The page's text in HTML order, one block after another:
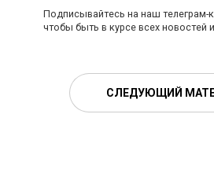
Подписывайтесь на наш телеграм-
чтобы быть в курсе всех новостей
СЛЕДУЮЩИЙ